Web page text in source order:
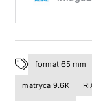
format 65 mm
matryca 9.6K